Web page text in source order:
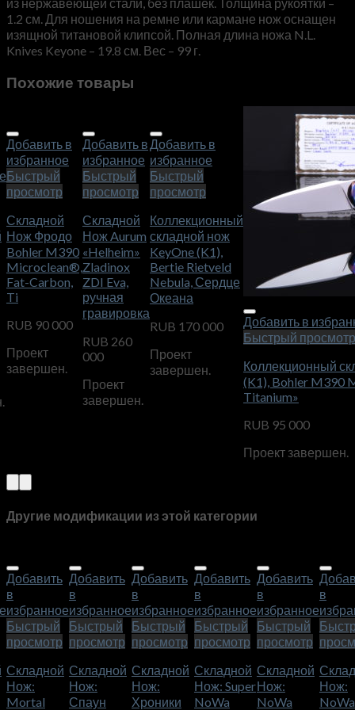
1.2 см. Для ношения на ремне или кармане нож оснащен
изящной титановой клипсой. Полная длина ножа N.L.
Knives Keyone – 19.8 см. Вес – 99 г.
Похожие товары
Добавить в
избранное
Быстрый
просмотр
Складной
Нож Фродо
Bohler M390
Microclean®,
Fat-Carbon,
Ti
RUB 90 000
Проект
завершен.
Добавить в
избранное
Быстрый
просмотр
Складной
Нож Aurum
«Helheim»
Zladinox
ZDI Eva,
ручная
гравировка
RUB 260
000
Проект
завершен.
Добавить в
избранное
Быстрый
просмотр
Коллекционный
складной нож
KeyOne (K1),
Bertie Rietveld
Nebula, Сердце
Океана
RUB 170 000
Проект
завершен.
Добавить в
Быстрый просмотр
Коллекционный
(K1), Bohler M390
Titanium»
RUB 95 000
Проект завершен.
Другие модификации из этой категории
Добавить
в
избранное
Быстрый
просмотр
Складной
Нож:
Mortal
Добавить
в
избранное
Быстрый
просмотр
Складной
Нож:
Спаун
Добавить
в
избранное
Быстрый
просмотр
Складной
Нож:
Хроники
Добавить
в
избранное
Быстрый
просмотр
Складной
Нож: Super
NoWa
Добавить
в
избранное
Быстрый
просмотр
Складной
Нож:
NoWa
в
Нож:
NoWa